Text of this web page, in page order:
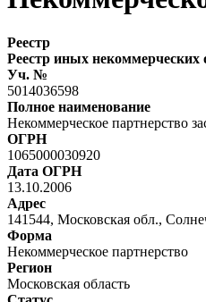
Реестр
Реестр иных некоммерческих
Уч. №
5014036598
Полное наименование
Некоммерческое партнерство
ОГРН
1065000030920
Дата ОГРН
13.10.2006
Адрес
141544, Московская обл.,
Форма
Некоммерческое партнерство
Регион
Московская область